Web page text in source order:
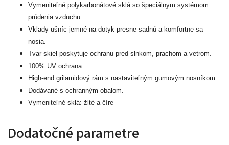
Vymeniteľné polykarbonátové sklá so špeciálnym systémom
prúdenia vzduchu.
Vklady ušníc jemné na dotyk presne sadnú a komfortne sa
nosia.
Tvar skiel poskytuje ochranu pred slnkom, prachom a vetrom.
100% UV ochrana.
High-end grilamidový rám s nastaviteľným gumovým nosníkom.
Dodávané s ochranným obalom.
Vymeniteľné sklá: žlté a číre
Dodatočné parametre